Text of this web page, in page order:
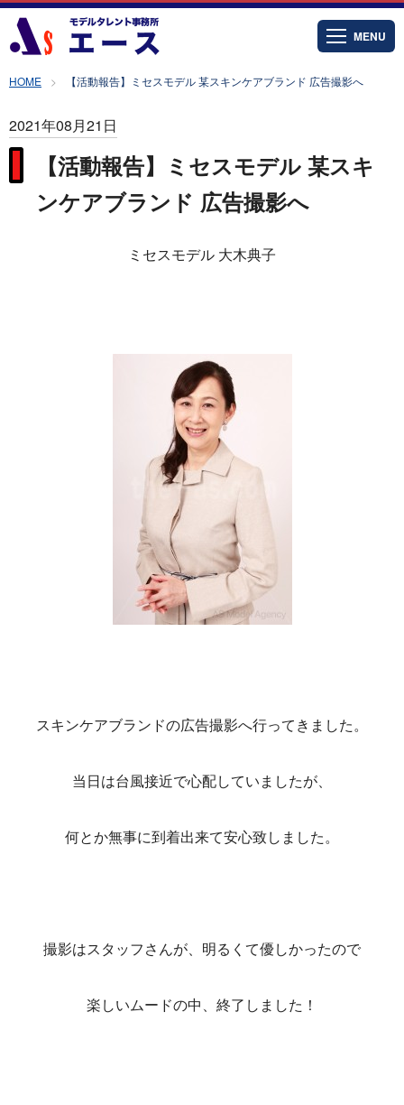
MENU
HOME 【活動報告】ミセスモデル 某スキンケアブランド 広告撮影へ
2021年08月21日
【活動報告】ミセスモデル 某スキ
ンケアブランド 広告撮影へ
ミセスモデル 大木典子
スキンケアブランドの広告撮影へ行ってきました。
当日は台風接近で心配していましたが、
何とか無事に到着出来て安心致しました。
撮影はスタッフさんが、明るくて優しかったので
楽しいムードの中、終了しました！